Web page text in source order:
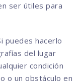
ser útiles para
puedes hacerlo
del lugar
condición
o un obstáculo en